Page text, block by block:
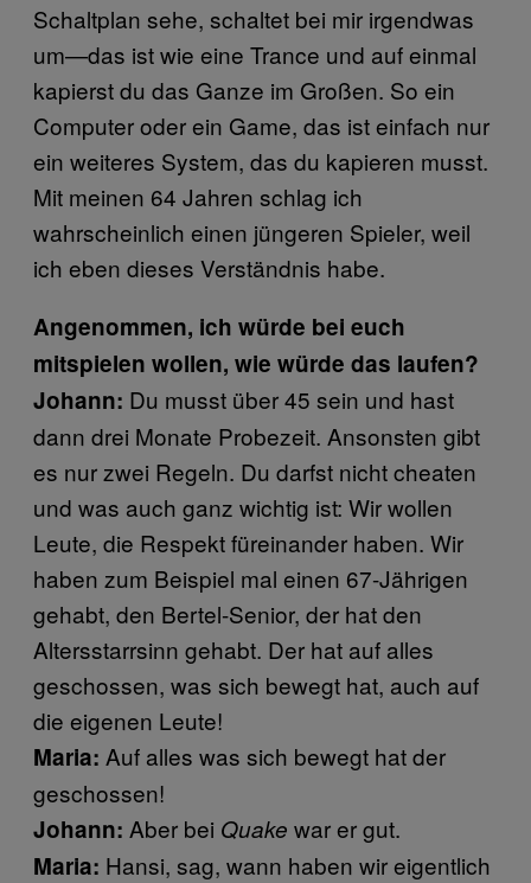
Schaltplan sehe, schaltet bei mir irgendwas
um—das ist wie eine Trance und auf einmal
kapierst du das Ganze im Großen. So ein
Computer oder ein Game, das ist einfach nur
ein weiteres System, das du kapieren musst.
Mit meinen 64 Jahren schlag ich
wahrscheinlich einen jüngeren Spieler, weil
ich eben dieses Verständnis habe.
Angenommen, ich würde bei euch
mitspielen wollen, wie würde das laufen?
Johann: Du musst über 45 sein und hast
dann drei Monate Probezeit. Ansonsten gibt
es nur zwei Regeln. Du darfst nicht cheaten
und was auch ganz wichtig ist: Wir wollen
Leute, die Respekt füreinander haben. Wir
haben zum Beispiel mal einen 67-Jährigen
gehabt, den Bertel-Senior, der hat den
Altersstarrsinn gehabt. Der hat auf alles
geschossen, was sich bewegt hat, auch auf
die eigenen Leute!
Maria: Auf alles was sich bewegt hat der
geschossen!
Johann: Aber bei Quake war er gut.
Maria: Hansi, sag, wann haben wir eigentlich